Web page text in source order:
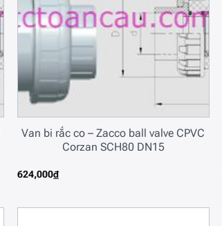
Van bi rắc co – Zacco ball valve CPVC
Corzan SCH80 DN15
624,000₫